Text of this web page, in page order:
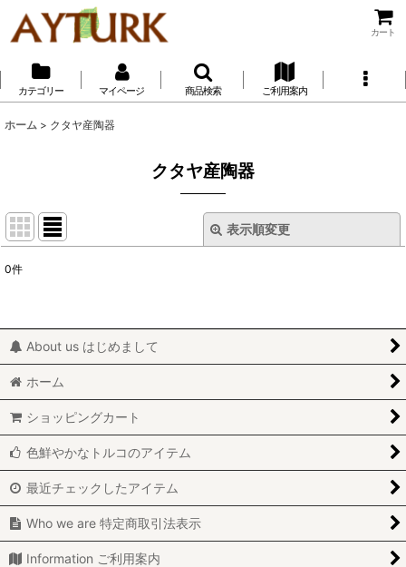
カート
カテゴリー マイページ 商品検索 ご利用案内
ホーム > クタヤ産陶器
クタヤ産陶器
表示順変更
並び順:
0件
About us はじめまして
ホーム
ショッピングカート
色鮮やかなトルコのアイテム
最近チェックしたアイテム
Who we are 特定商取引法表示
Information ご利用案内